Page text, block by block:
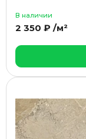
В наличии
2 350 ₽ /м²